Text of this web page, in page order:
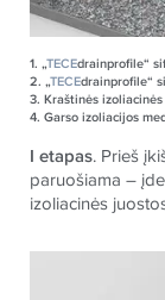
1. „TECEdrainprofile“
2. „TECEdrainprofile“
3. Kraštinės
4. Garso izoliacijos
I etapas. Prieš
paruošiama –
izoliacinės